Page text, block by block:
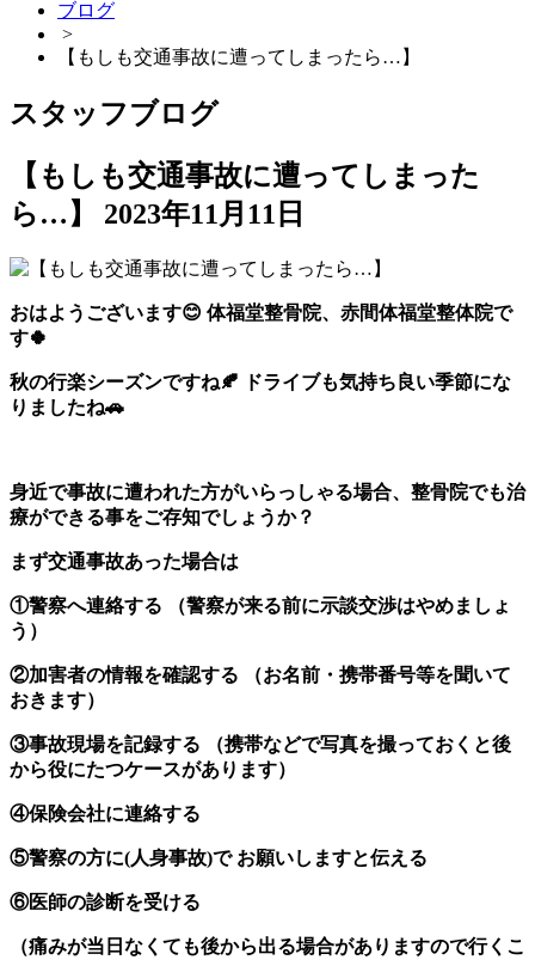
ブログ
>
【もしも交通事故に遭ってしまったら…】
スタッフブログ
【もしも交通事故に遭ってしまった
ら…】
2023年11月11日
おはようございます😊 体福堂整骨院、赤間体福堂整体院で
す🍀
秋の行楽シーズンですね🍂 ドライブも気持ち良い季節にな
りましたね🚗
身近で事故に遭われた方がいらっしゃる場合、整骨院でも治
療ができる事をご存知でしょうか？
まず交通事故あった場合は
①警察へ連絡する （警察が来る前に示談交渉はやめましょ
う）
②加害者の情報を確認する （お名前・携帯番号等を聞いて
おきます）
③事故現場を記録する （携帯などで写真を撮っておくと後
から役にたつケースがあります）
④保険会社に連絡する
⑤警察の方に(人身事故)で お願いしますと伝える
⑥医師の診断を受ける
（痛みが当日なくても後から出る場合がありますので行くこ